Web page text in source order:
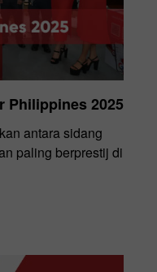
Philippines 2025
antara sidang
paling berprestij di